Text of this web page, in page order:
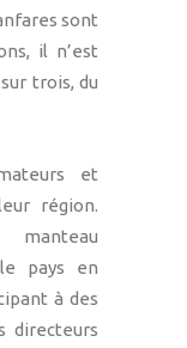
sont
il n’est
trois, du
et
région.
pays en
à des
directeurs